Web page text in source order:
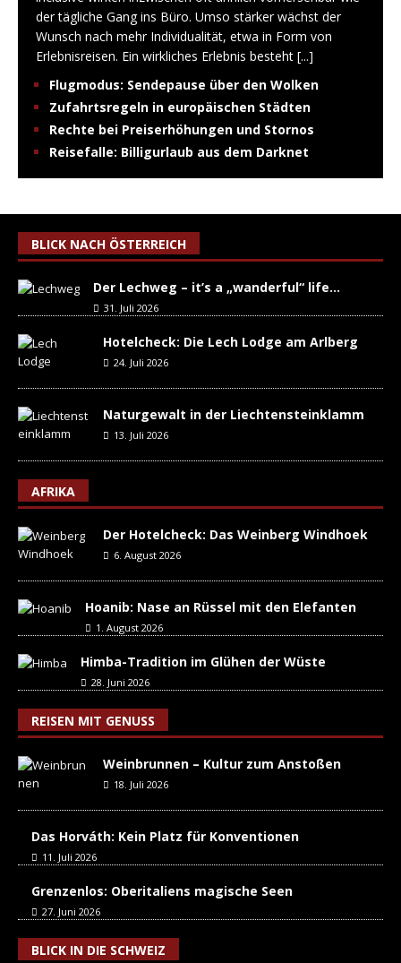
der tägliche Gang ins Büro. Umso stärker wächst der
Wunsch nach mehr Individualität, etwa in Form von
Erlebnisreisen. Ein wirkliches Erlebnis besteht [...]
Flugmodus: Sendepause über den Wolken
Zufahrtsregeln in europäischen Städten
Rechte bei Preiserhöhungen und Stornos
Reisefalle: Billigurlaub aus dem Darknet
BLICK NACH ÖSTERREICH
Der Lechweg – it’s a „wanderful“ life…
31. Juli 2026
Hotelcheck: Die Lech Lodge am Arlberg
24. Juli 2026
Naturgewalt in der Liechtensteinklamm
13. Juli 2026
AFRIKA
Der Hotelcheck: Das Weinberg Windhoek
6. August 2026
Hoanib: Nase an Rüssel mit den Elefanten
1. August 2026
Himba-Tradition im Glühen der Wüste
28. Juni 2026
REISEN MIT GENUSS
Weinbrunnen – Kultur zum Anstoßen
18. Juli 2026
Das Horváth: Kein Platz für Konventionen
11. Juli 2026
Grenzenlos: Oberitaliens magische Seen
27. Juni 2026
BLICK IN DIE SCHWEIZ